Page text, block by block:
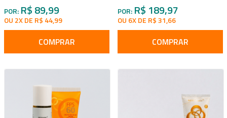
POR: R$ 89,99
OU 2X DE R$ 44,99
COMPRAR
POR: R$ 189,97
OU 6X DE R$ 31,66
COMPRAR